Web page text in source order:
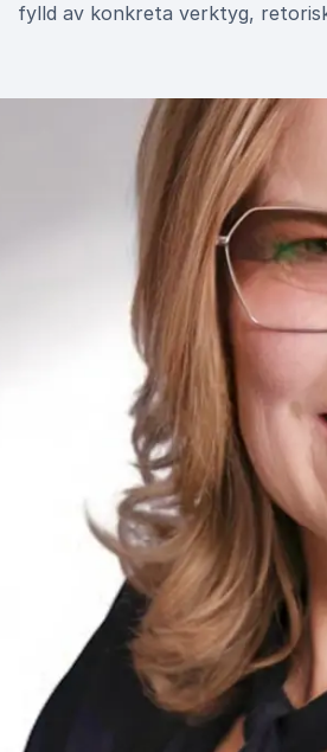
fylld av konkreta verktyg,